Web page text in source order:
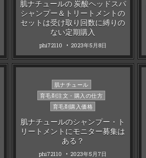
肌ナチュールの 炭酸ヘッドスパ
シャンプー＆トリートメントの
セットは受け取り回数に縛りの
ない定期購入
phi72110 2023年5月8日
Posted
in
肌ナチュール
育毛剤注文・購入の仕方
育毛剤購入価格
肌ナチュールのシャンプー・ト
リートメントにモニター募集は
ある？
phi72110 2023年5月7日